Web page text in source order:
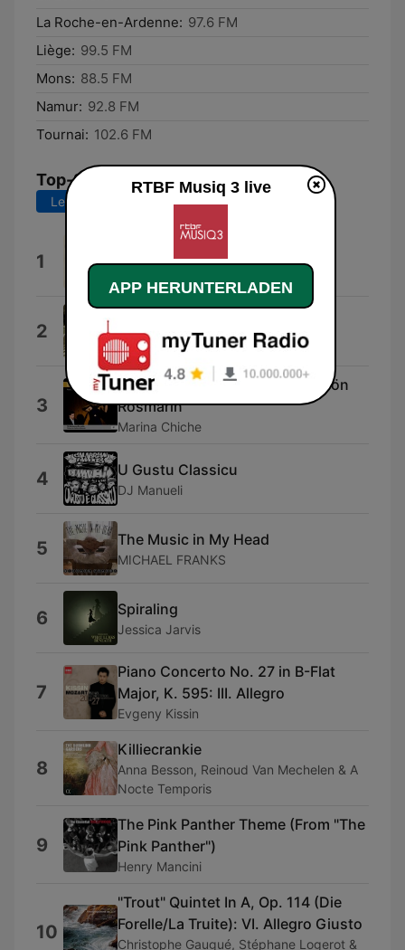
La Roche-en-Ardenne: 97.6 FM
Liège: 99.5 FM
Mons: 88.5 FM
Namur: 92.8 FM
Tournai: 102.6 FM
Top-Songs
Letzte 7 Tage Letzte 30 Tage
1
2 Harry Lightfoot
3
3 Old Viennese Dances: III. Schön
Rosmarin
Marina Chiche
4 U Gustu Classicu
DJ Manueli
5 The Music in My Head
MICHAEL FRANKS
6 Spiraling
Jessica Jarvis
7
Piano Concerto No. 27 in B-Flat
Major, K. 595: III. Allegro
Evgeny Kissin
8
Killiecrankie
Anna Besson, Reinoud Van Mechelen & A
Nocte Temporis
9
The Pink Panther Theme (From "The
Pink Panther")
Henry Mancini
10
"Trout" Quintet In A, Op. 114 (Die
Forelle/La Truite): VI. Allegro Giusto
Christophe Gaugué, Stéphane Logerot &
RTBF Musiq 3 live
APP HERUNTERLADEN